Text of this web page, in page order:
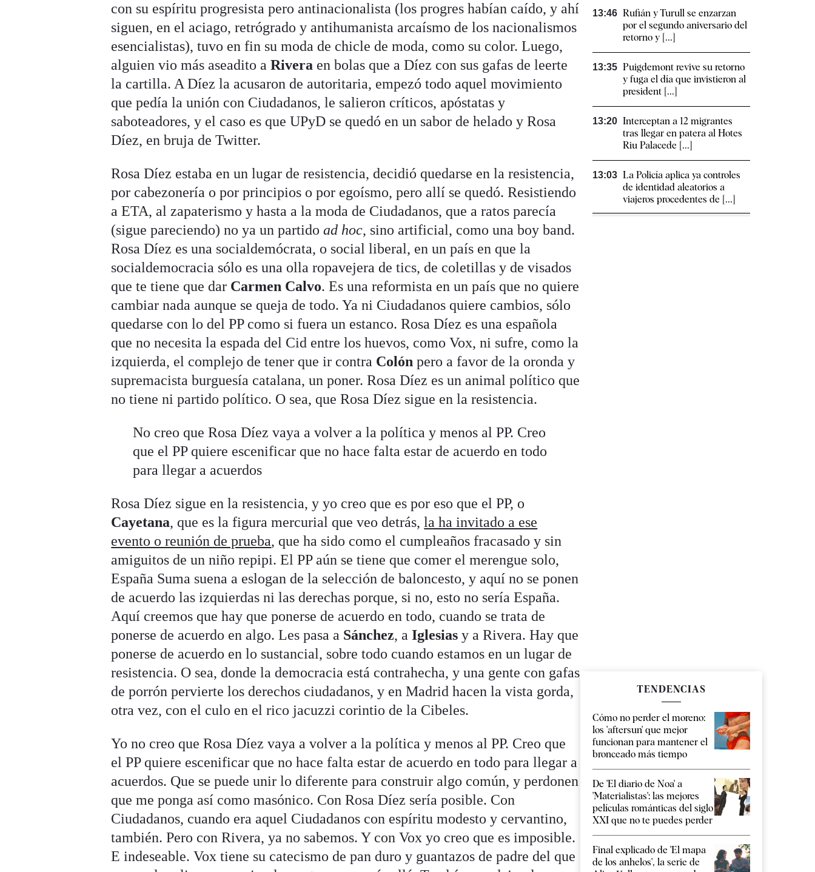
con su espíritu progresista pero antinacionalista (los progres habían caído, y ahí
siguen, en el aciago, retrógrado y antihumanista arcaísmo de los nacionalismos
esencialistas), tuvo en fin su moda de chicle de moda, como su color. Luego,
alguien vio más aseadito aRivera en bolas que a Díez con sus gafas de leerte
la cartilla. A Díez la acusaron de autoritaria, empezó todo aquel movimiento
que pedía la unión con Ciudadanos, le salieron críticos, apóstatas y
saboteadores, y el caso es que UPyD se quedó en un sabor de helado y Rosa
Díez, en bruja de Twitter.
Rosa Díez estaba en un lugar de resistencia, decidió quedarse en la resistencia,
por cabezonería o por principios o por egoísmo, pero allí se quedó. Resistiendo
a ETA, al zapaterismo y hasta a la moda de Ciudadanos, que a ratos parecía
(sigue pareciendo) no ya un partidoad hoc, sino artificial, como una boy band.
Rosa Díez es una socialdemócrata, o social liberal, en un país en que la
socialdemocracia sólo es una olla ropavejera de tics, de coletillas y de visados
que te tiene que dar Carmen Calvo. Es una reformista en un país que no quiere
cambiar nada aunque se queja de todo. Ya ni Ciudadanos quiere cambios, sólo
quedarse con lo del PP como si fuera un estanco. Rosa Díez es una española
que no necesita la espada del Cid entre los huevos, como Vox, ni sufre, como la
izquierda, el complejo de tener que ir contra Colón pero a favor de la oronda y
supremacista burguesía catalana, un poner. Rosa Díez es un animal político que
no tiene ni partido político. O sea, que Rosa Díez sigue en la resistencia.
No creo que Rosa Díez vaya a volver a la política y menos al PP. Creo
que el PP quiere escenificar que no hace falta estar de acuerdo en todo
para llegar a acuerdos
Rosa Díez sigue en la resistencia, y yo creo que es por eso que el PP, o
Cayetana, que es la figura mercurial que veo detrás,la ha invitado a ese
evento o reunión de prueba, que ha sido como el cumpleaños fracasado y sin
amiguitos de un niño repipi. El PP aún se tiene que comer el merengue solo,
España Suma suena a eslogan de la selección de baloncesto, y aquí no se ponen
de acuerdo las izquierdas ni las derechas porque, si no, esto no sería España.
Aquí creemos que hay que ponerse de acuerdo en todo, cuando se trata de
ponerse de acuerdo en algo. Les pasa a Sánchez, aIglesias y a Rivera. Hay que
ponerse de acuerdo en lo sustancial, sobre todo cuando estamos en un lugar de
resistencia. O sea, donde la democracia está contrahecha, y una gente con gafas
de porrón pervierte los derechos ciudadanos, y en Madrid hacen la vista gorda,
otra vez, con el culo en el rico jacuzzi corintio de la Cibeles.
Yo no creo que Rosa Díez vaya a volver a la política y menos al PP. Creo que
el PP quiere escenificar que no hace falta estar de acuerdo en todo para llegar a
acuerdos. Que se puede unir lo diferente para construir algo común, y perdonen
que me ponga así como masónico. Con Rosa Díez sería posible. Con
Ciudadanos, cuando era aquel Ciudadanos con espíritu modesto y cervantino,
también. Pero con Rivera, ya no sabemos. Y con Vox yo creo que es imposible.
E indeseable. Vox tiene su catecismo de pan duro y guantazos de padre del que
13:46 Rufián y Turull se enzarzan
por el segundo aniversario del
retorno y [...]
13:35 Puigdemont revive su retorno
y fuga el día que invistieron al
president [...]
13:20 Interceptan a 12 migrantes
tras llegar en patera al Hotes
Riu Palacede [...]
13:03 La Policía aplica ya controles
de identidad aleatorios a
viajeros procedentes de [...]
TENDENCIAS
Cómo no perder el moreno:
los 'aftersun' que mejor
funcionan para mantener el
bronceado más tiempo
De 'El diario de Noa' a
'Materialistas': las mejores
películas románticas del siglo
XXI que no te puedes perder
Final explicado de 'El mapa
de los anhelos', la serie de